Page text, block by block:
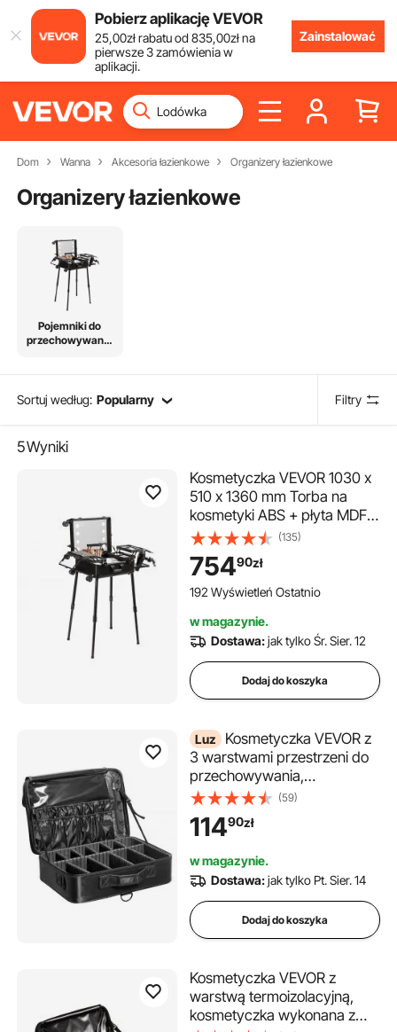
Pobierz aplikację VEVOR
25,00złrabatu od835,00złna
pierwsze 3 zamówienia w
aplikacji.
Zainstalować
Dom Wanna Akcesoria łazienkowe Organizery łazienkowe
Organizery łazienkowe
Pojemniki do
przechowywania
Sortuj według: Popularny Filtry
5Wyniki
Kosmetyczka VEVOR 1030 x
510 x 1360 mm Torba na
kosmetyki ABS + płyta MDF +
rama aluminiowa
Kosmetyczka na kosmetyki
Idealna do fryzjerstwa,
studiów makijażu, makijażu
okolicznościowego
(135)
75490zł
192 Wyświetleń Ostatnio
w magazynie.
Dostawa:jak tylko Śr. Sier. 12
Dodaj do koszyka
Luz Kosmetyczka VEVOR z
3 warstwami przestrzeni do
przechowywania,
kosmetyczka wykonana z
materiału Oxford,
wodoodporna i odporna na
na kosmetyki, organizer na
kosmetyki 460 x 300 x 125
mm
(59)
11490zł
w magazynie.
Dostawa:jak tylko Pt. Sier. 14
Dodaj do koszyka
Kosmetyczka VEVOR z
warstwą termoizolacyjną,
kosmetyczka wykonana z